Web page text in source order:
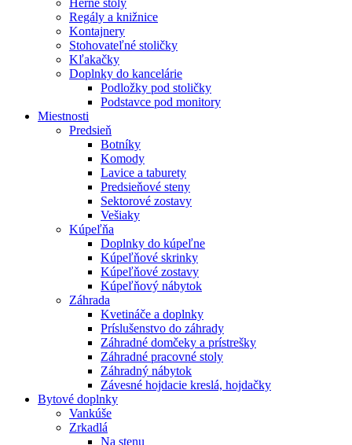
Herné stoly
Regály a knižnice
Kontajnery
Stohovateľné stoličky
Kľakačky
Doplnky do kancelárie
Podložky pod stoličky
Podstavce pod monitory
Miestnosti
Predsieň
Botníky
Komody
Lavice a taburety
Predsieňové steny
Sektorové zostavy
Vešiaky
Kúpeľňa
Doplnky do kúpeľne
Kúpeľňové skrinky
Kúpeľňové zostavy
Kúpeľňový nábytok
Záhrada
Kvetináče a doplnky
Príslušenstvo do záhrady
Záhradné domčeky a prístrešky
Záhradné pracovné stoly
Záhradný nábytok
Závesné hojdacie kreslá, hojdačky
Bytové doplnky
Vankúše
Zrkadlá
Na stenu